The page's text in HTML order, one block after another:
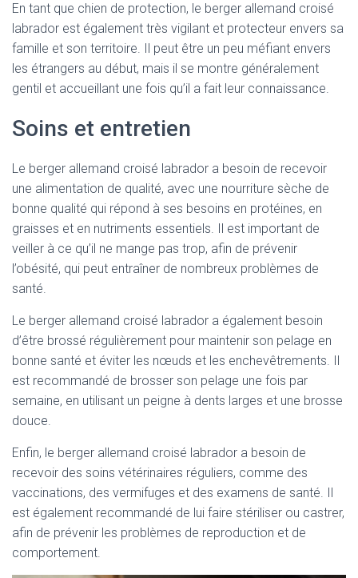
En tant que chien de protection, le berger allemand croisé
labrador est également très vigilant et protecteur envers sa
famille et son territoire. Il peut être un peu méfiant envers
les étrangers au début, mais il se montre généralement
gentil et accueillant une fois qu’il a fait leur connaissance.
Soins et entretien
Le berger allemand croisé labrador a besoin de recevoir
une alimentation de qualité, avec une nourriture sèche de
bonne qualité qui répond à ses besoins en protéines, en
graisses et en nutriments essentiels. Il est important de
veiller à ce qu’il ne mange pas trop, afin de prévenir
l’obésité, qui peut entraîner de nombreux problèmes de
santé.
Le berger allemand croisé labrador a également besoin
d’être brossé régulièrement pour maintenir son pelage en
bonne santé et éviter les nœuds et les enchevêtrements. Il
est recommandé de brosser son pelage une fois par
semaine, en utilisant un peigne à dents larges et une brosse
douce.
Enfin, le berger allemand croisé labrador a besoin de
recevoir des soins vétérinaires réguliers, comme des
vaccinations, des vermifuges et des examens de santé. Il
est également recommandé de lui faire stériliser ou castrer,
afin de prévenir les problèmes de reproduction et de
comportement.